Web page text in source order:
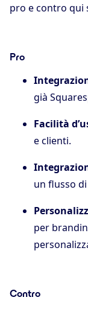
pro e contro qui
Pro
già
Facilità
e clienti.
un flusso
per
Contro